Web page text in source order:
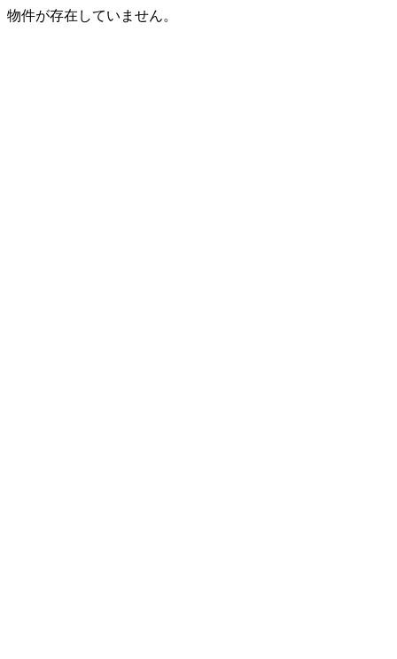
物件が存在していません。